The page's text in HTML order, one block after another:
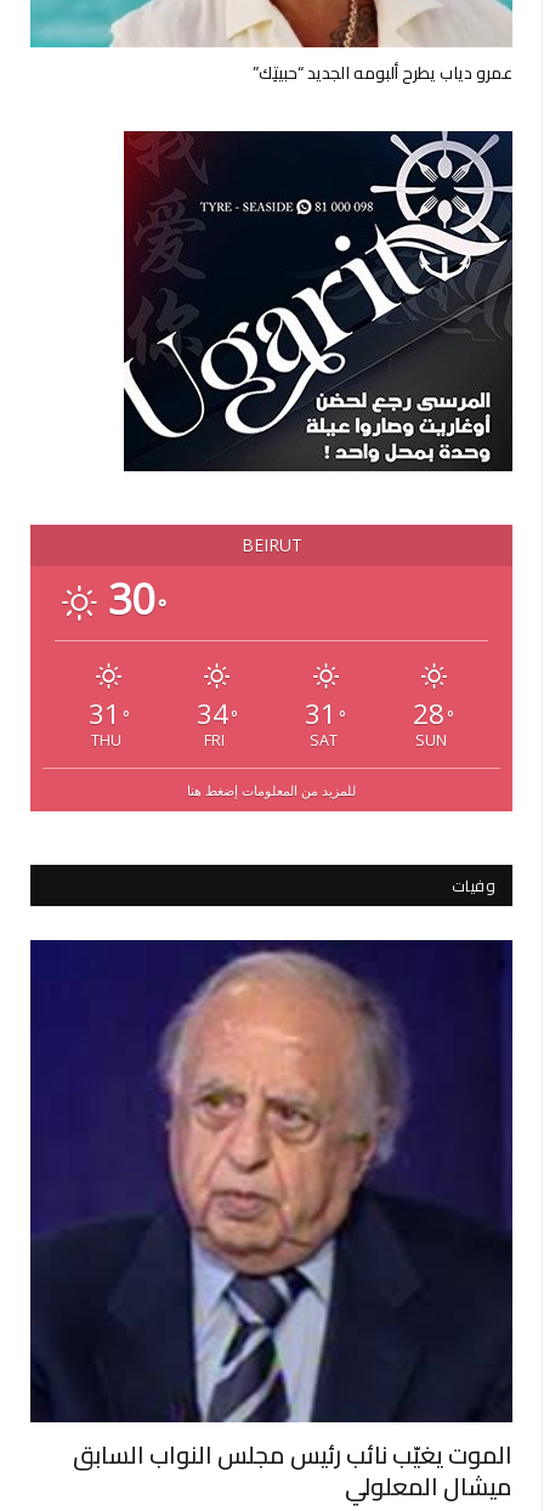
عمرو دياب يطرح ألبومه الجديد “حبيتِك”
BEIRUT
30°
31 °
THU
34°
FRI
31 °
SAT
28 °
SUN
للمزيد من المعلومات إضغط هنا
وفيات
الموت يغيّب نائب رئيس مجلس النواب السابق
ميشال المعلولي